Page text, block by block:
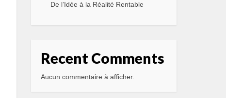
De l’Idée à la Réalité Rentable
Recent Comments
Aucun commentaire à afficher.